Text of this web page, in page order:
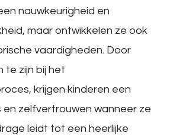
nauwkeurigheid en
maar ontwikkelen ze ook
vaardigheden. Door
zijn bij het
krijgen kinderen een
zelfvertrouwen wanneer ze
leidt tot een heerlijke